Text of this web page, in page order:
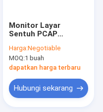
Monitor Layar
Sentuh PCAP
Dengan Antarmuka
USB 10,4 Inci Anti
Silau
Harga:Negotiable
MOQ:1 buah
dapatkan harga terbaru
Hubungi sekarang